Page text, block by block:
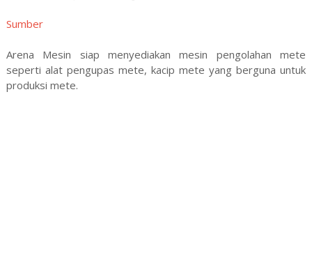
Sumber
Arena Mesin siap menyediakan mesin pengolahan mete
seperti alat pengupas mete, kacip mete yang berguna untuk
produksi mete.